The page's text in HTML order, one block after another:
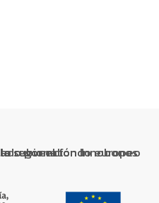
cofinanciado por el fondo europeo de desarrollo regional.